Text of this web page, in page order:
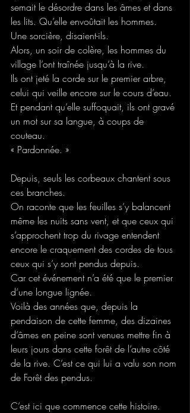
semait le désordre dans les âmes et dans
les lits. Qu’elle envoûtait les hommes.
Une sorcière, disaient-ils.
Alors, un soir de colère, les hommes du
village l’ont traînée jusqu’à la rive.
Ils ont jeté la corde sur le premier arbre,
celui qui veille encore sur le cours d’eau.
Et pendant qu’elle suffoquait, ils ont gravé
un mot sur sa langue, à coups de
couteau.
« Pardonnée. »
Depuis, seuls les corbeaux chantent sous
ces branches.
On raconte que les feuilles s’y balancent
même les nuits sans vent, et que ceux qui
s’approchent trop du rivage entendent
encore le craquement des cordes de tous
ceux qui s’y sont pendus depuis.
Car cet événement n’a été que le premier
d’une longue lignée.
Voilà des années que, depuis la
pendaison de cette femme, des dizaines
d’âmes en peine sont venues mettre fin à
leurs jours dans cette forêt de l’autre côté
de la rive. C’est ce qui lui a valu son nom
de Forêt des pendus.
C’est ici que commence cette histoire.